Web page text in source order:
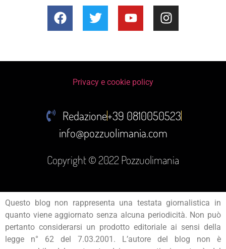
Copyright © 2022 Pozzuolimania
Redazione+39 0810050523
info@pozzuolimania.com
Privacy e cookie policy
Questo blog non rappresenta una testata giornalistica in
quanto viene aggiornato senza alcuna periodicità. Non può
pertanto considerarsi un prodotto editoriale ai sensi della
legge n° 62 del 7.03.2001. L’autore del blog non è